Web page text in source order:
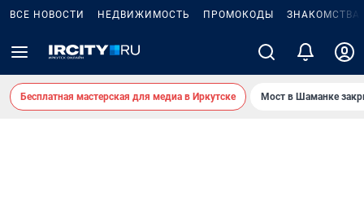
ВСЕ НОВОСТИ НЕДВИЖИМОСТЬ ПРОМОКОДЫ ЗНАКОМСТВА
Бесплатная мастерская для медиа в Иркутске Мост в Шаманке